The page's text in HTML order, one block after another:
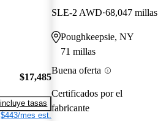
$17,485
tasas
$443/mes est.
SLE-2 AWD 68,047 millas
Poughkeepsie, NY
71 millas
Buena oferta
Certificados por el
fabricante